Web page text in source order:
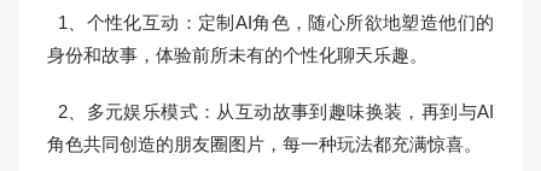
1、个性化互动：定制AI角色，随心所欲地塑造他们的
身份和故事，体验前所未有的个性化聊天乐趣。
2、多元娱乐模式：从互动故事到趣味换装，再到与AI
角色共同创造的朋友圈图片，每一种玩法都充满惊喜。